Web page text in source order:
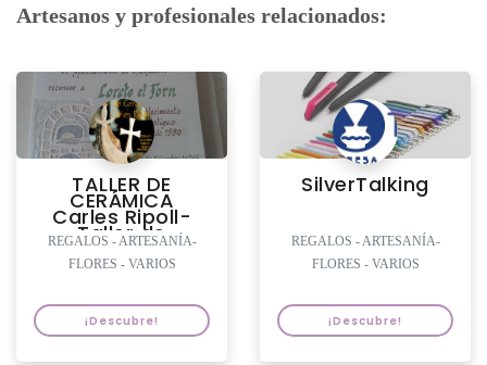
Artesanos y profesionales relacionados:
TALLER DE
CERÁMICA
Carles Ripoll-
Taller de
Terrissa
REGALOS - ARTESANÍA-
FLORES - VARIOS
¡Descubre!
SilverTalking
REGALOS - ARTESANÍA-
FLORES - VARIOS
¡Descubre!